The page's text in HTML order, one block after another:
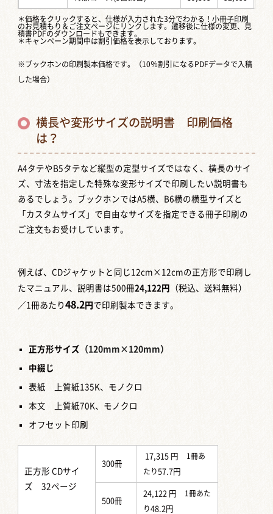
＊価格をクリックすると、仕様が入力された3分でわかる！小冊子印刷
のお見積もり＆ご注文ページにリンクします。遷移後に仕様の変更、見
積書PDFのダウンロードもできます。
＊キャンペーン期間中は割引価格を表示しております。
※ブックホンの印刷製本価格です。（10％割引になるPDFデータで入稿
した場合）
横長や変形サイズの説明書 印刷価格
は？
A4タテやB5タテなど縦型の定型サイズではなく、横長のサイ
ズ、寸法を指定した特殊な変形サイズで印刷したい説明書も
あるでしょう。ブックホンではA5横、B6横の横型サイズと
「カスタムサイズ」で自由なサイズを指定できる冊子印刷の
ご注文もお受けしています。
例えば、CDジャケットと同じ12cm×12cmの正方形で印刷し
たマニュアル、説明書は500冊24,122円
（税込、送料無料）
／1冊あたり48.2円 で印刷製本できます。
正方形サイズ （120mm×120mm）
中綴じ
表紙 上質紙135K、モノクロ
本文 上質紙70K、モノクロ
オフセット印刷
正方形 CDサイ
ズ 32ページ
300冊
17,315 円 1冊あ
たり 57.7円
500冊
24,122 円 1冊あた
り48.2円